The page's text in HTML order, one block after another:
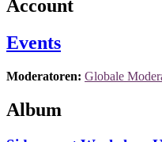
Account
Events
Moderatoren: Globale
Album